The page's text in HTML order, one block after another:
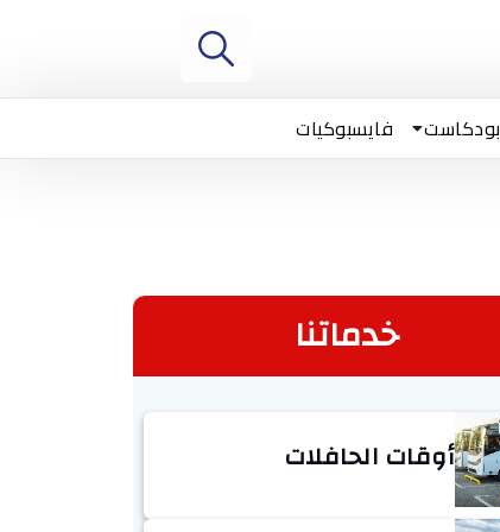
بودكاست فايسبوكيات
خدماتنا
أوقات الحافلات